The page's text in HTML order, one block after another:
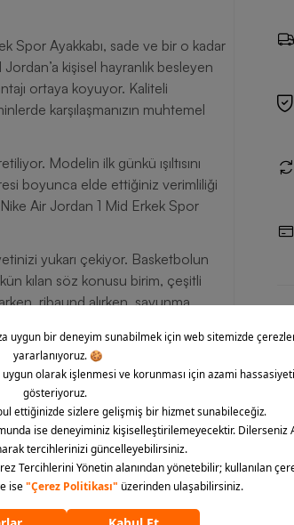
Spor Ayakkabı, sade ve bir o kadar
kişisel hayranlık besleyen
ortaya koyuyor. Kaliteli
karşılaşmanızın muhtemel
Modelin ilk günkü ışıltısını
boyunca elde ettiğiniz verimliliği
Air Jordan 1 Mid Erkek Spor
yukarı çekiyor. Basketbolun
kılan söz konusu birim, çeşitli
ribaund alırken, savunma
yardımcı olan ürün,
destekliyor.
performansınızı geliştirmenize ve
üzerinden ürünü satın alarak